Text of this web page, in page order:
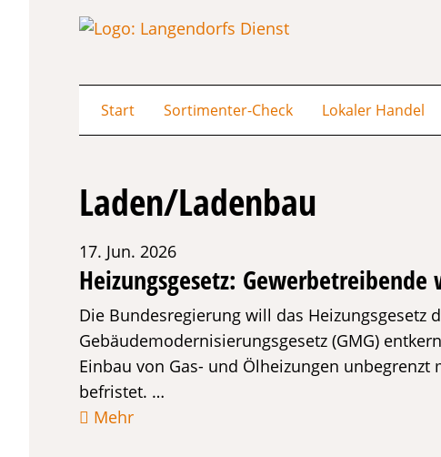
Start Sortimenter-Check Lokaler Handel
Laden/Ladenbau
17. Jun. 2026
Heizungsgesetz:
Die Bundesregierung will das Heizungsgesetz
Gebäudemodernisierungsgesetz (GMG)
Einbau von Gas- und Ölheizungen
befristet. …
Mehr